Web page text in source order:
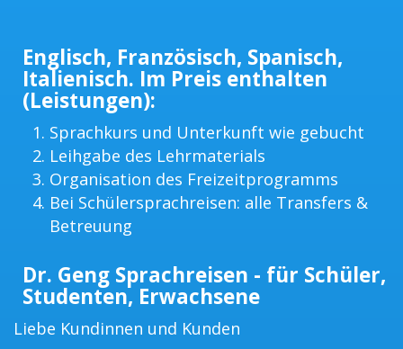
Englisch, Französisch, Spanisch,
Italienisch. Im Preis enthalten
(Leistungen):
Sprachkurs und Unterkunft wie gebucht
Leihgabe des Lehrmaterials
Organisation des Freizeitprogramms
Bei Schülersprachreisen: alle Transfers &
Betreuung
Dr. Geng Sprachreisen - für Schüler,
Studenten, Erwachsene
Liebe Kundinnen und Kunden